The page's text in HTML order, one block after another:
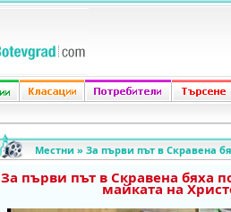
Местни » За първи път в Скравена
За първи път в Скравена бяха
майката на